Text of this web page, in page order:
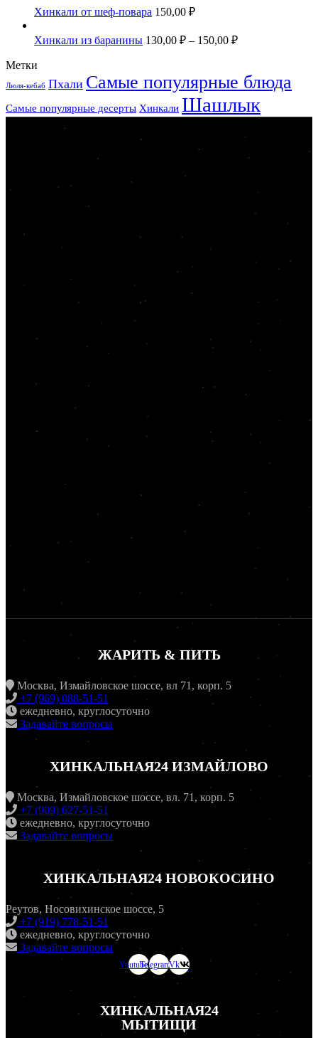
Хинкали от шеф-повара 150,00 ₽
Хинкали из баранины 130,00 ₽ – 150,00 ₽
Метки
Люля-кебаб Пхали Самые популярные блюда
Самые популярные десерты Хинкали Шашлык
ЖАРИТЬ & ПИТЬ
Москва, Измайловское шоссе, вл 71, корп. 5
+7 (969) 088-51-51
ежедневно, круглосуточно
Задавайте вопросы
ХИНКАЛЬНАЯ24 ИЗМАЙЛОВО
Москва, Измайловское шоссе, вл. 71, корп. 5
+7 (909) 627-51-51
ежедневно, круглосуточно
Задавайте вопросы
ХИНКАЛЬНАЯ24 НОВОКОСИНО
Реутов, Носовихинское шоссе, 5
+7 (919) 778-51-51
ежедневно, круглосуточно
Задавайте вопросы
YoutubeTelegramVk
ХИНКАЛЬНАЯ24
МЫТИЩИ